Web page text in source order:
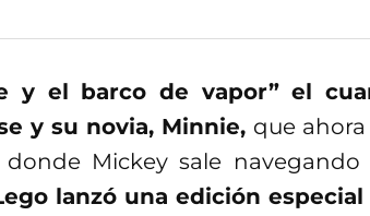
y el barco de vapor” el
y su novia, Minnie, que ahora
Mickey sale navegando
lanzó una edición especial